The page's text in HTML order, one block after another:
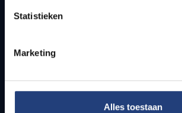
Statistieken
Marketing
Alles toestaan
Bereikbaarheid